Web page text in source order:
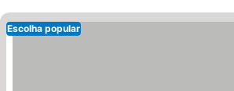
Escolha popular